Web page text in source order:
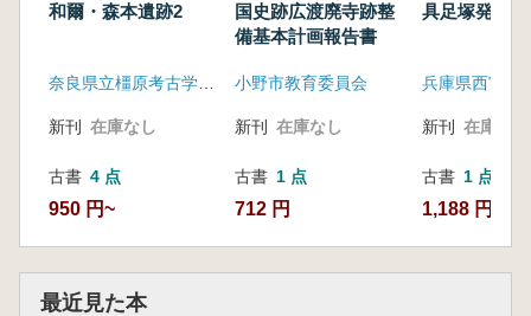
和爾・森本遺跡2
新刊 在庫なし
古書 4 点
950 円~
国史跡広渡廃寺跡整
備基本計画報告書
小野市教育委員会
新刊 在庫なし
古書 1 点
712 円
具足塚発掘
新刊 在庫なし
古書 1 点
1,188 円
最近見た本